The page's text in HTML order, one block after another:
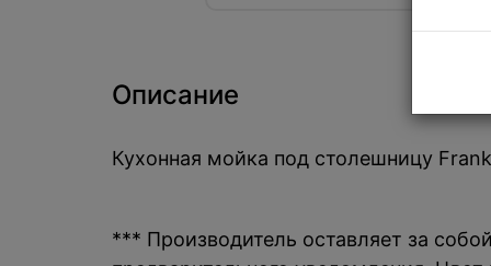
Описание
Кухонная мойка под столешницу
*** Производитель оставляет за